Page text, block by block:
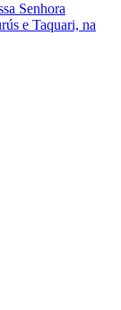
Senhora
e Taquari, na